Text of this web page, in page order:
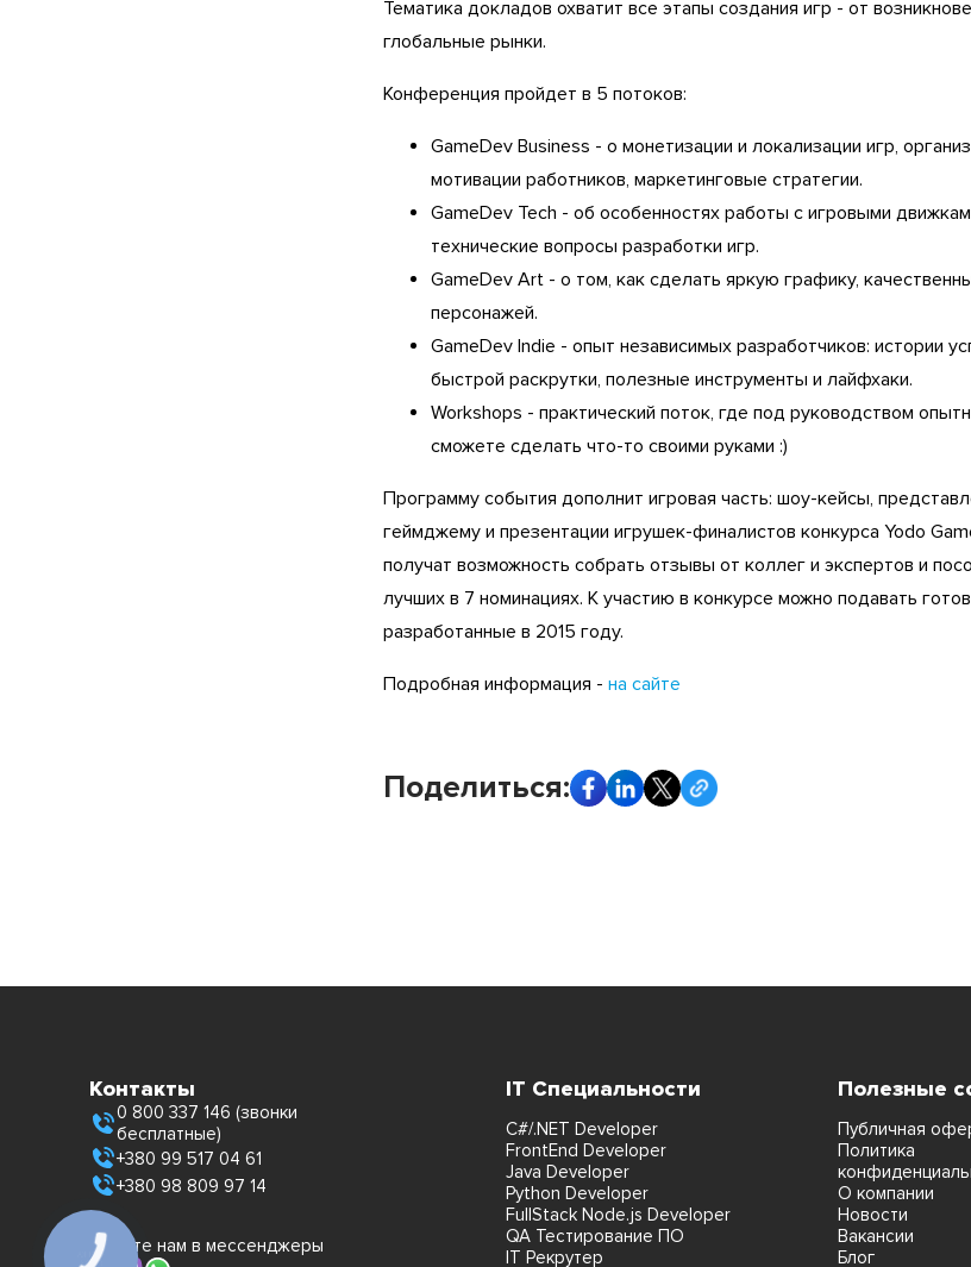
Тематика докладов охватит все этапы создания игр - от
глобальные рынки.
Конференция пройдет в 5 потоков:
GameDev Business - о монетизации и локализации игр,
мотивации работников, маркетинговые стратегии.
GameDev Tech - об особенностях работы с игровыми
технические вопросы разработки игр.
GameDev Art - о том, как сделать яркую графику,
персонажей.
GameDev Indie - опыт независимых разработчиков: истории
быстрой раскрутки, полезные инструменты и лайфхаки.
Workshops - практический поток, где под руководством
сможете сделать что-то своими руками :)
Программу события дополнит игровая часть: шоу-кейсы,
геймджему и презентации игрушек-финалистов конкурса Yodo
получат возможность собрать отзывы от коллег и экспертов и
лучших в 7 номинациях. К участию в конкурсе можно подавать
разработанные в 2015 году.
Подробная информация - на сайте
Поделиться:
Контакты
0 800 337 146 (звонки
бесплатные)
+380 99 517 04 61
+380 98 809 97 14
Пишите нам в мессенджеры
IT Специальности
C#/.NET Developer
FrontEnd Developer
Java Developer
Python Developer
FullStack Node.js Developer
QA Тестирование ПО
IT Рекрутер
Полезные
Публичная
Политика
О компании
Новости
Вакансии
Блог